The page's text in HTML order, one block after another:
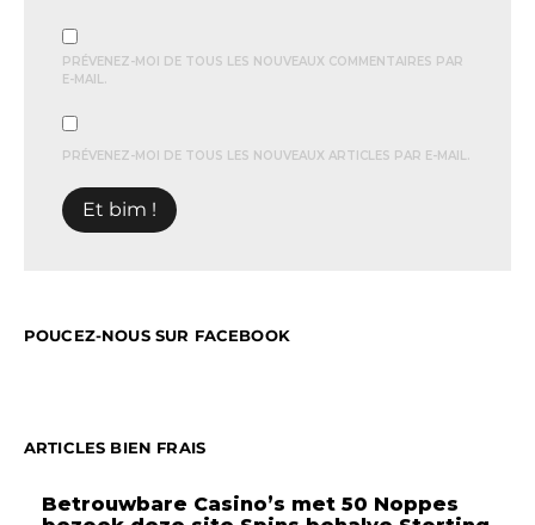
PRÉVENEZ-MOI DE TOUS LES NOUVEAUX COMMENTAIRES PAR
E-MAIL.
PRÉVENEZ-MOI DE TOUS LES NOUVEAUX ARTICLES PAR E-MAIL.
POUCEZ-NOUS SUR FACEBOOK
ARTICLES BIEN FRAIS
Betrouwbare Casino’s met 50 Noppes